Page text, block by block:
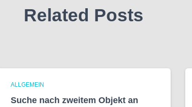
Related Posts
ALLGEMEIN
Suche nach zweitem Objekt an